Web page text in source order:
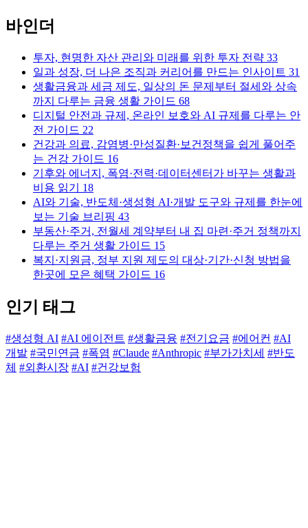
바인더
투자, 현명한 자산 관리와 미래를 위한 투자 전략 33
일과 성장, 더 나은 조직과 커리어를 만드는 인사이트 31
생활금융과 세금 제도, 일상의 돈 문제부터 절세와 상속
까지 다루는 금융 생활 가이드 68
디지털 안전과 규제, 온라인 보호와 AI 규제를 다루는 안
전 가이드 22
건강과 의료, 감염병·만성질환·보건정책을 쉽게 풀어주
는 건강 가이드 16
기후와 에너지, 폭염·전력·데이터센터가 바꾸는 생활과
비용 읽기
18
AI와 기술, 반도체·생성형 AI·개발 도구와 규제를 한눈에
보는 기술 브리핑 43
부동산·주거, 전월세 계약부터 내 집 마련·주거 정책까지
다루는 주거 생활 가이드 15
복지·지원금, 정부 지원 제도의 대상·기간·신청 방법을
한곳에 모은 혜택 가이드 16
인기 태그
#생성형 AI #AI 에이전트 #생활금융 #전기요금 #에어컨 #AI
개발 #국민연금 #폭염 #Claude #Anthropic #부가가치세 #반도
체 #외환시장 #AI #건강보험